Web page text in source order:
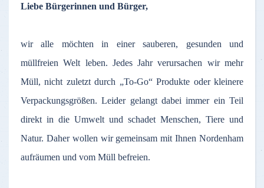
Liebe Bürgerinnen und Bürger,
wir alle möchten in einer sauberen, gesunden und
müllfreien Welt leben. Jedes Jahr verursachen wir mehr
Müll, nicht zuletzt durch „To-Go“ Produkte oder kleinere
Verpackungsgrößen. Leider gelangt dabei immer ein Teil
direkt in die Umwelt und schadet Menschen, Tiere und
Natur. Daher wollen wir gemeinsam mit Ihnen Nordenham
aufräumen und vom Müll befreien.